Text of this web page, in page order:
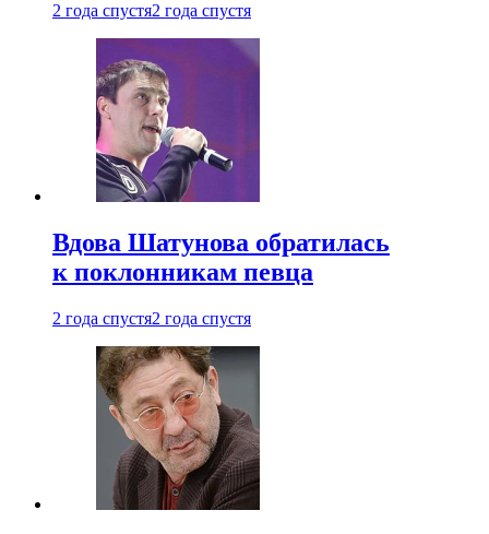
2 года спустя2 года спустя
Вдова Шатунова обратилась
к поклонникам певца
2 года спустя2 года спустя